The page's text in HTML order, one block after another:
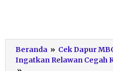
Beranda » Cek Dapur
Ingatkan Relawan Cegah